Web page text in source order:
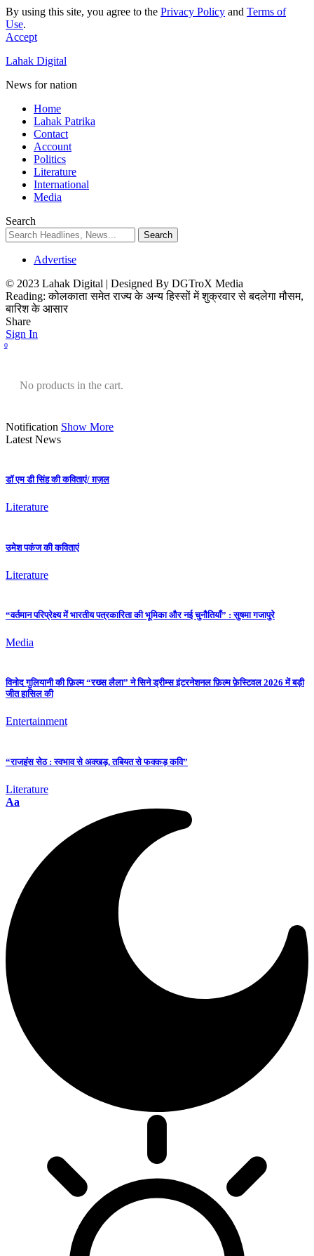
By using this site, you agree to the Privacy Policy and Terms of
Use.
Accept
Lahak Digital
News for nation
Home
Lahak Patrika
Contact
Account
Politics
Literature
International
Media
Search
Advertise
© 2023 Lahak Digital | Designed By DGTroX Media
Reading: कोलकाता समेत राज्य के अन्य हिस्सों में शुक्रवार से बदलेगा मौसम,
बारिश के आसार
Share
Sign In
0
No products in the cart.
Notification Show More
Latest News
डॉ एम डी सिंह की कविताएं/ ग़ज़ल
Literature
उमेश पकंज की कविताएं
Literature
“वर्तमान परिप्रेक्ष्य में भारतीय पत्रकारिता की भूमिका और नई चुनौतियाँ” : सुषमा गजापुरे
Media
विनोद गुलियानी की फ़िल्म “रख्स लैला” ने सिने ड्रीम्स इंटरनेशनल फ़िल्म फ़ेस्टिवल 2026 में बड़ी
जीत हासिल की
Entertainment
“राजहंस सेठ : स्वभाव से अक्खड़, तबियत से फक्कड़ कवि”
Literature
Aa